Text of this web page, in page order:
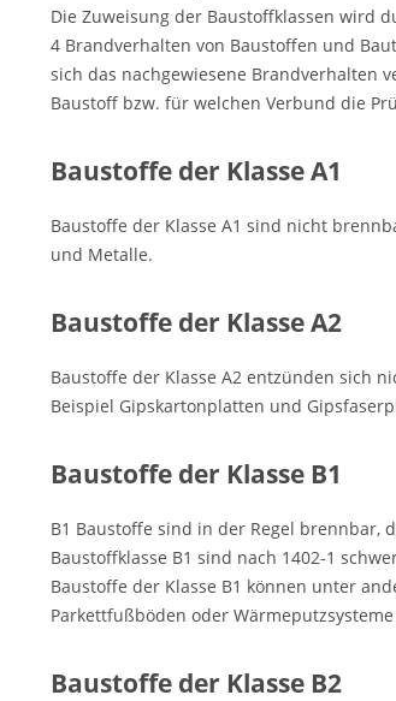
Die Zuweisung der Baustoffklassen wird
4 Brandverhalten von Baustoffen und
sich das nachgewiesene Brandverhalten
Baustoff bzw. für welchen Verbund die
Baustoffe der Klasse A1
Baustoffe der Klasse A1 sind nicht
und Metalle.
Baustoffe der Klasse A2
Baustoffe der Klasse A2 entzünden sich
Beispiel Gipskartonplatten und
Baustoffe der Klasse B1
B1 Baustoffe sind in der Regel
Baustoffklasse B1 sind nach 1402-1
Baustoffe der Klasse B1 können unter
Parkettfußböden oder
Baustoffe der Klasse B2